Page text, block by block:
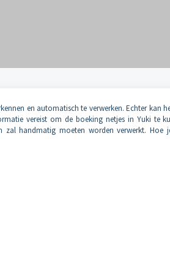
en automatisch te verwerken. Echter kan
vereist om de boeking netjes in Yuki te
handmatig moeten worden verwerkt. Hoe